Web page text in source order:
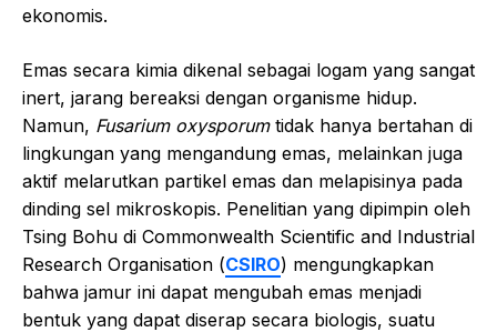
ekonomis.
Emas secara kimia dikenal sebagai logam yang sangat
inert, jarang bereaksi dengan organisme hidup.
Namun, Fusarium oxysporumtidak hanya bertahan di
lingkungan yang mengandung emas, melainkan juga
aktif melarutkan partikel emas dan melapisinya pada
dinding sel mikroskopis. Penelitian yang dipimpin oleh
Tsing Bohu di Commonwealth Scientific and Industrial
Research Organisation (CSIRO) mengungkapkan
bahwa jamur ini dapat mengubah emas menjadi
bentuk yang dapat diserap secara biologis, suatu